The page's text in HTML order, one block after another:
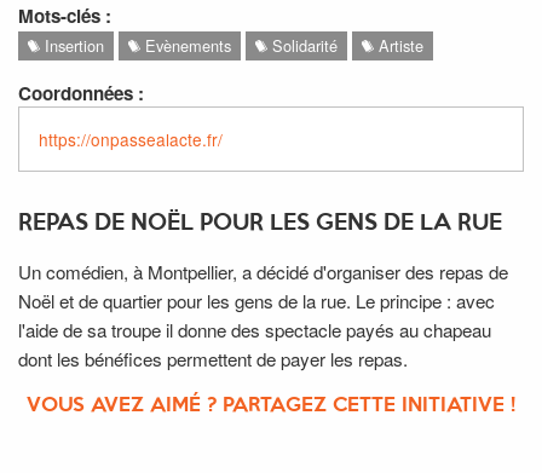
Mots-clés :
Insertion Evènements Solidarité Artiste
Coordonnées :
https://onpassealacte.fr/
REPAS DE NOËL POUR LES GENS DE LA RUE
Un comédien, à Montpellier, a décidé d'organiser des repas de
Noël et de quartier pour les gens de la rue. Le principe : avec
l'aide de sa troupe il donne des spectacle payés au chapeau
dont les bénéfices permettent de payer les repas.
VOUS AVEZ AIMÉ ? PARTAGEZ CETTE INITIATIVE !